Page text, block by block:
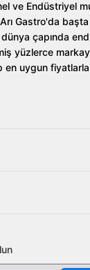
ve Endüstriyel
Gastro'da başta
çapında
yüzlerce
en uygun